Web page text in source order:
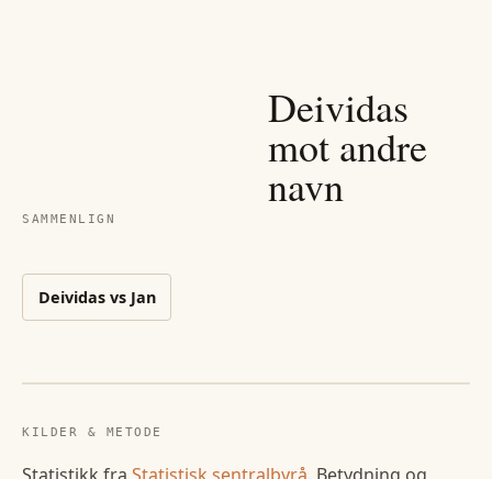
SAMMENLIGN
Deividas
mot andre
navn
Deividasvs Jan
KILDER & METODE